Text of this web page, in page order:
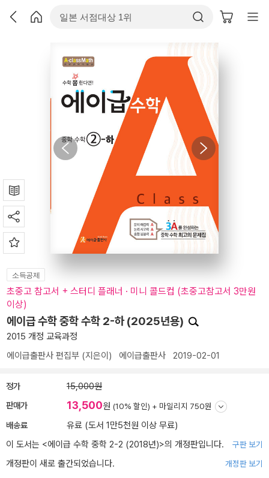
소득공제
초중고 참고서 + 스터디 플래너 · 미니 콜드컵 (초중고참고서 3만원
이상)
에이급 수학 중학 수학 2-하 (2025년용)
2015 개정 교육과정
에이급출판사 편집부 (지은이) 에이급출판사 2019-02-01
정가 15,000원
판매가 13,500원 (10% 할인) + 마일리지 750원
배송료
유료 (도서 1만5천원 이상 무료)
이 도서는 <에이급 수학 중학 2-2 (2018년)>의 개정판입니다. 구판 보기
개정판이 새로 출간되었습니다. 개정판 보기